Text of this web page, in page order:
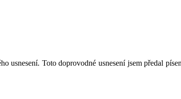
usnesení. Toto doprovodné usnesení jsem předal